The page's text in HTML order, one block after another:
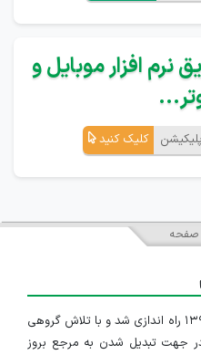
نرم افزار موبایل و
کلیک کنید
صفحه
سایت ایران استخدام در تاریخ ۱۳۹۱/۱/۱۰ راه اندازی شد و با تلاش گروهی
جهت تبدیل شدن به مرجع بروز